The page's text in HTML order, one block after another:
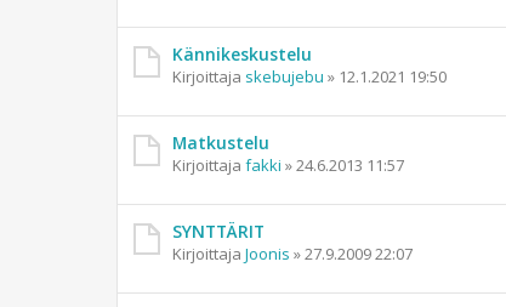
Kännikeskustelu
Kirjoittaja skebujebu » 12.1.2021 19:50
Matkustelu
Kirjoittaja fakki »24.6.2013 11:57
SYNTTÄRIT
Kirjoittaja Joonis »27.9.2009 22:07